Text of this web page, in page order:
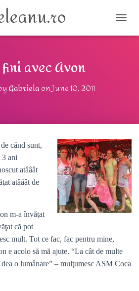
fini avec Avon
GabrielaonJune 10, 2011
de când sunt,
ani
atââât
atââât de
m-a învăţat
că pot
mult. Tot ce fac, fac pentru mine,
e acolo să mă ajute. “La cât de multe
o lumânare” – mulţumesc ASM Coca